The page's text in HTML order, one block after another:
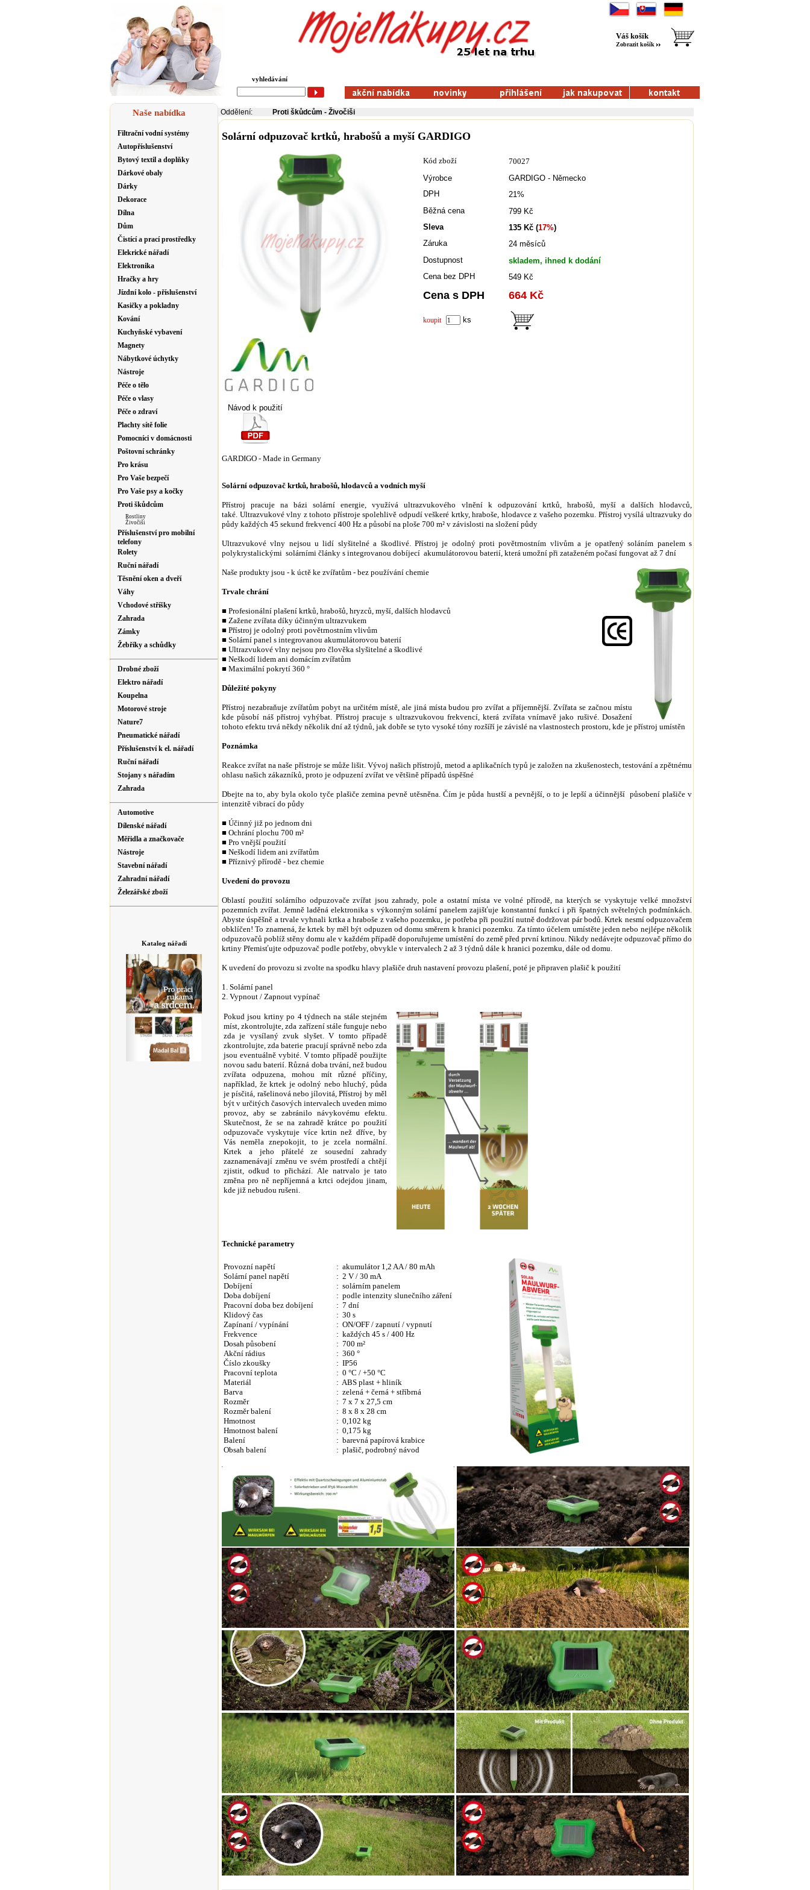
Váš košík
Zobrazit košík
vyhledávání
Naše nabídka
Filtrační vodní systémy
Autopříslušenství
Bytový textil a doplňky
Dárkové obaly
Dárky
Dekorace
Dílna
Dům
Čistící a prací prostředky
Elekrické nářadí
Elektronika
Hračky a hry
Jízdní kolo - příslušenství
Kasičky a pokladny
Kování
Kuchyňské vybavení
Magnety
Nábytkové úchytky
Nástroje
Péče o tělo
Péče o vlasy
Péče o zdraví
Plachty sítě folie
Pomocníci v domácnosti
Poštovní schránky
Pro krásu
Pro Vaše bezpečí
Pro Vaše psy a kočky
Proti škůdcům
Rostliny
Živočiši
Příslušenství pro mobilní
telefony
Rolety
Ruční nářadí
Těsnění oken a dveří
Váhy
Vchodové stříšky
Zahrada
Zámky
Žebříky a schůdky
Drobné zboží
Elektro nářadí
Koupelna
Motorové stroje
Nature7
Pneumatické nářadí
Příslušenství k el. nářadí
Ruční nářadí
Stojany s nářadím
Zahrada
Automotive
Dílenské nářadí
Měřidla a značkovače
Nástroje
Stavební nářadí
Zahradní nářadí
Železářské zboží
Katalog nářadí
Oddělení: Proti škůdcům - Živočiši
Solární odpuzovač krtků, hrabošů a myší GARDIGO
Kód zboží
70027
Výrobce
GARDIGO - Německo
DPH
21%
Běžná cena
799 Kč
Sleva
135 Kč (17%)
Záruka
24 měsíců
Dostupnost
skladem, ihned k dodání
Cena bez DPH
549 Kč
Cena s DPH 664 Kč
koupit ks
Návod k použití
GARDIGO - Made in Germany
Solární odpuzovač krtků, hrabošů, hlodavců a vodních myší
Přístroj pracuje na bázi solární energie, využívá ultrazvukového vlnění k odpuzování krtků, hrabošů, myší a dalších hlodavců,
také. Ultrazvukové vlny z tohoto přístroje spolehlivě odpudí veškeré krtky, hraboše, hlodavce z vašeho pozemku. Přístroj vysílá ultrazvuky do
půdy každých 45 sekund frekvencí 400 Hz a působí na ploše 700 m² v závislosti na složení půdy
Ultrazvukové vlny nejsou u lidí slyšitelné a škodlivé. Přístroj je odolný proti povětrnostním vlivům a je opatřený soláním panelem s
polykrystalickými solárními články s integrovanou dobíjecí akumulátorovou baterií, která umožní při zataženém počasí fungovat až 7 dní
Naše produkty jsou - k úctě ke zvířatům - bez používání chemie
Trvale chrání
■ Profesionální plašení krtků, hrabošů, hryzců, myší, dalších hlodavců
■ Zažene zvířata díky účinným ultrazvukem
■ Přístroj je odolný proti povětrnostním vlivům
■ Solární panel s integrovanou akumulátorovou baterií
■ Ultrazvukové vlny nejsou pro člověka slyšitelné a škodlivé
■ Neškodí lidem ani domácím zvířatům
■ Maximální pokrytí 360 °
Důležité pokyny
Přístroj nezabraňuje zvířatům pobyt na určitém místě, ale jiná místa budou pro zvířat a příjemnější. Zvířata se začnou místu
kde působí náš přístroj vyhýbat. Přístroj pracuje s ultrazvukovou frekvencí, která zvířata vnímavě jako rušivé. Dosažení
tohoto efektu trvá někdy několik dní až týdnů, jak dobře se tyto vysoké tóny rozšíří je závislé na vlastnostech prostoru, kde je přístroj umístěn
Poznámka
Reakce zvířat na naše přístroje se může lišit. Vývoj našich přístrojů, metod a aplikačních typů je založen na zkušenostech, testování a zpětnému
ohlasu našich zákazníků, proto je odpuzení zvířat ve většině případů úspěšné
Dbejte na to, aby byla okolo tyče plašiče zemina pevně utěsněna. Čím je půda hustší a pevnější, o to je lepší a účinnější působení plašiče v
intenzitě vibrací do půdy
■ Účinný již po jednom dni
■ Ochrání plochu 700 m²
■ Pro vnější použití
■ Neškodí lidem ani zvířatům
■ Příznivý přírodě - bez chemie
Uvedení do provozu
Oblastí použití solárního odpuzovače zvířat jsou zahrady, pole a ostatní místa ve volné přírodě, na kterých se vyskytuje velké množství
pozemních zvířat. Jemně laděná elektronika s výkonným solární panelem zajišťuje konstantní funkcí i při špatných světelných podmínkách.
Abyste úspěšně a trvale vyhnali krtka a hraboše z vašeho pozemku, je potřeba při použití nutně dodržovat pár bodů. Krtek nesmí odpuzovačem
obklíčen! To znamená, že krtek by měl být odpuzen od domu směrem k hranici pozemku. Za tímto účelem umístěte jeden nebo nejlépe několik
odpuzovačů poblíž stěny domu ale v každém případě doporuřujeme umístění do země před první krtinou. Nikdy nedávejte odpuzovač přímo do
krtiny Přemisťujte odpuzovač podle potřeby, obvykle v intervalech 2 až 3 týdnů dále k hranici pozemku, dále od domu.
K uvedení do provozu si zvolte na spodku hlavy plašiče druh nastavení provozu plašení, poté je připraven plašič k použití
1. Solární panel
2. Vypnout / Zapnout vypínač
Pokud jsou krtiny po 4 týdnech na stále stejném
míst, zkontrolujte, zda zařízení stále funguje nebo
zda je vysílaný zvuk slyšet. V tomto případě
zkontrolujte, zda baterie pracují správně nebo zda
jsou eventuálně vybité. V tomto případě použijte
novou sadu baterií. Různá doba trvání, než budou
zvířata odpuzena, mohou mít různé příčiny,
například, že krtek je odolný nebo hluchý, půda
je písčitá, rašelinová nebo jílovitá, Přístroj by měl
být v určitých časových intervalech uveden mimo
provoz, aby se zabránilo návykovému efektu.
Skutečnost, že se na zahradě krátce po použití
odpuzovače vyskytuje více krtin než dříve, by
Vás neměla znepokojit, to je zcela normální.
Krtek a jeho přátelé ze sousední zahrady
zaznamenávají změnu ve svém prostředí a chtějí
zjistit, odkud to přichází. Ale natrvalo je tato
změna pro ně nepříjemná a krtci odejdou jinam,
kde již nebudou rušeni.
Technické parametry
Provozní napětí
Solární panel napětí
Dobíjení
Doba dobíjení
Pracovní doba bez dobíjení
Klidový čas
Zapínaní / vypínání
Frekvence
Dosah působení
Akční rádius
Číslo zkoušky
Pracovní teplota
Materiál
Barva
Rozměr
Rozměr balení
Hmotnost
Hmotnost balení
Balení
Obsah balení
: akumulátor 1,2 AA / 80 mAh
: 2 V / 30 mA
: solárním panelem
: podle intenzity slunečního záření
: 7 dní
: 30 s
: ON/OFF / zapnutí / vypnutí
: každých 45 s / 400 Hz
: 700 m²
: 360 °
: IP56
: 0 °C / +50 °C
: ABS plast + hliník
: zelená + černá + stříbrná
: 7 x 7 x 27,5 cm
: 8 x 8 x 28 cm
: 0,102 kg
: 0,175 kg
: barevná papírová krabice
: plašič, podrobný návod